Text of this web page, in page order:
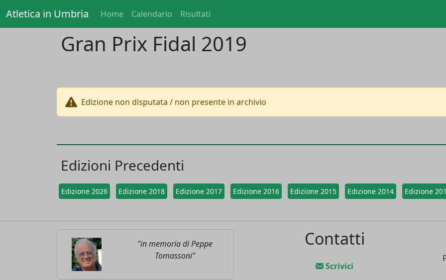
Atletica in Umbria Home Calendario Risultati
Gran Prix Fidal 2019
Edizione non disputata / non presente in archivio
Edizioni Precedenti
Edizione 2026 Edizione 2018 Edizione 2017 Edizione 2016 Edizione 2015 Edizione 2014 Edizione
"in memoria di Peppe
Tomassoni"
Contatti
Scrivici